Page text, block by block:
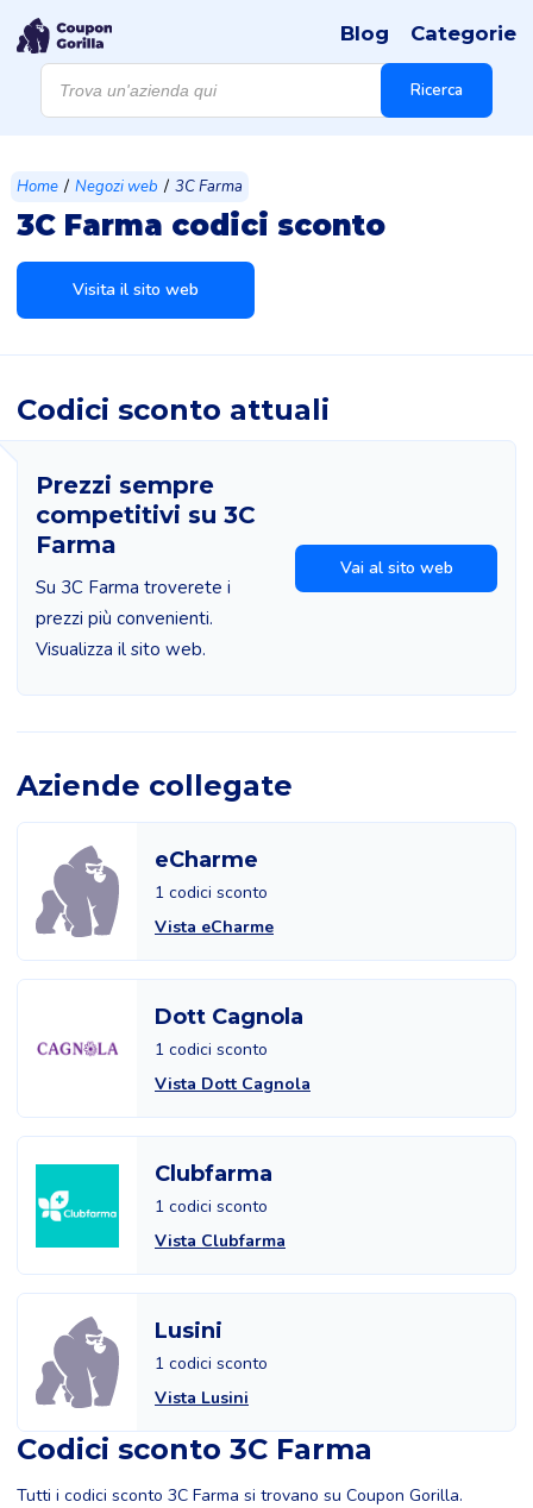
Products
search Ricerca
Blog Categorie
Home / Negozi web / 3C Farma
3C Farma codici sconto
Visita il sito web
Codici sconto attuali
Prezzi sempre
competitivi su 3C
Farma
Su 3C Farma troverete i
prezzi più convenienti.
Visualizza il sito web.
Vai al sito web
Aziende collegate
eCharme
1 codici sconto
Vista eCharme
Dott Cagnola
1 codici sconto
Vista Dott Cagnola
Clubfarma
1 codici sconto
Vista Clubfarma
Lusini
1 codici sconto
Vista Lusini
Codici sconto 3C Farma
Tutti i codici sconto 3C Farma si trovano su Coupon Gorilla.